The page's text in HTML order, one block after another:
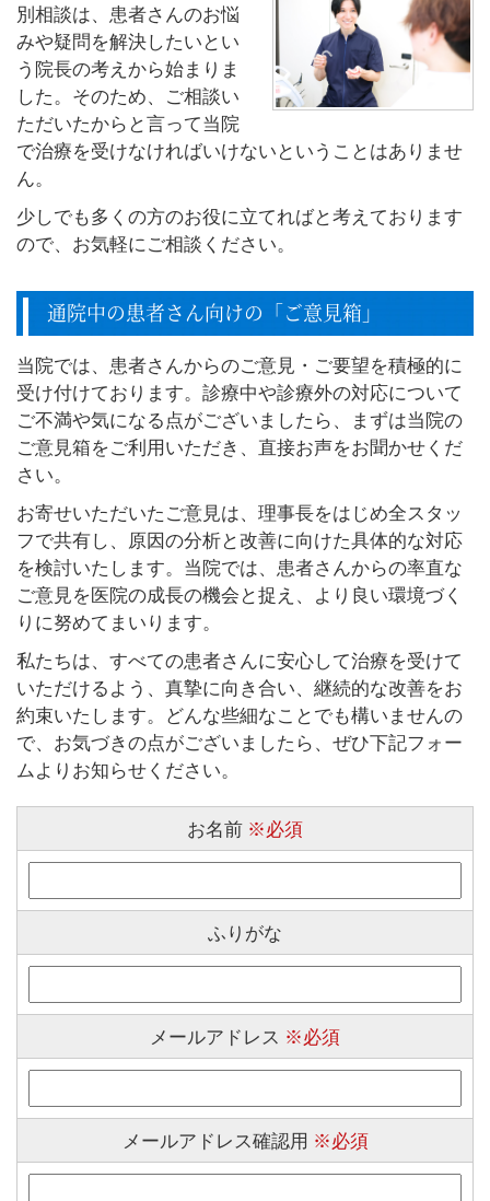
別相談は、患者さんのお悩
みや疑問を解決したいとい
う院長の考えから始まりま
した。そのため、ご相談い
ただいたからと言って当院
で治療を受けなければいけないということはありませ
ん。
少しでも多くの方のお役に立てればと考えております
ので、お気軽にご相談ください。
通院中の患者さん向けの「ご意見箱」
当院では、患者さんからのご意見・ご要望を積極的に
受け付けております。診療中や診療外の対応について
ご不満や気になる点がございましたら、まずは当院の
ご意見箱をご利用いただき、直接お声をお聞かせくだ
さい。
お寄せいただいたご意見は、理事長をはじめ全スタッ
フで共有し、原因の分析と改善に向けた具体的な対応
を検討いたします。当院では、患者さんからの率直な
ご意見を医院の成長の機会と捉え、より良い環境づく
りに努めてまいります。
私たちは、すべての患者さんに安心して治療を受けて
いただけるよう、真摯に向き合い、継続的な改善をお
約束いたします。どんな些細なことでも構いませんの
で、お気づきの点がございましたら、ぜひ下記フォー
ムよりお知らせください。
お名前 ※必須
ふりがな
メールアドレス ※必須
メールアドレス確認用 ※必須